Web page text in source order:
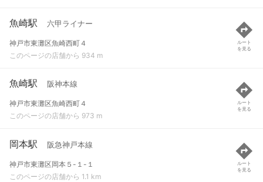
魚崎駅 六甲ライナー
神戸市東灘区魚崎西町４
このページの店舗から 934 m
ルート
を見る
魚崎駅 阪神本線
神戸市東灘区魚崎西町４
このページの店舗から 973 m
ルート
を見る
岡本駅 阪急神戸本線
神戸市東灘区岡本５-１-１
このページの店舗から 1.1 km
ルート
を見る